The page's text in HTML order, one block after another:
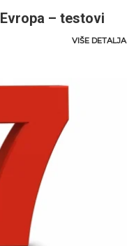
– testovi
VIŠE DETALJA